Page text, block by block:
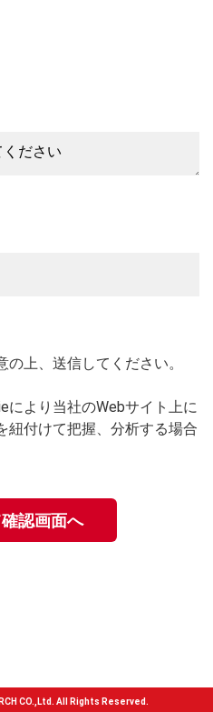
の上、送信してください。
により当社のWebサイト上に
紐付けて把握、分析する場合
CO.,Ltd. All Rights Reserved.